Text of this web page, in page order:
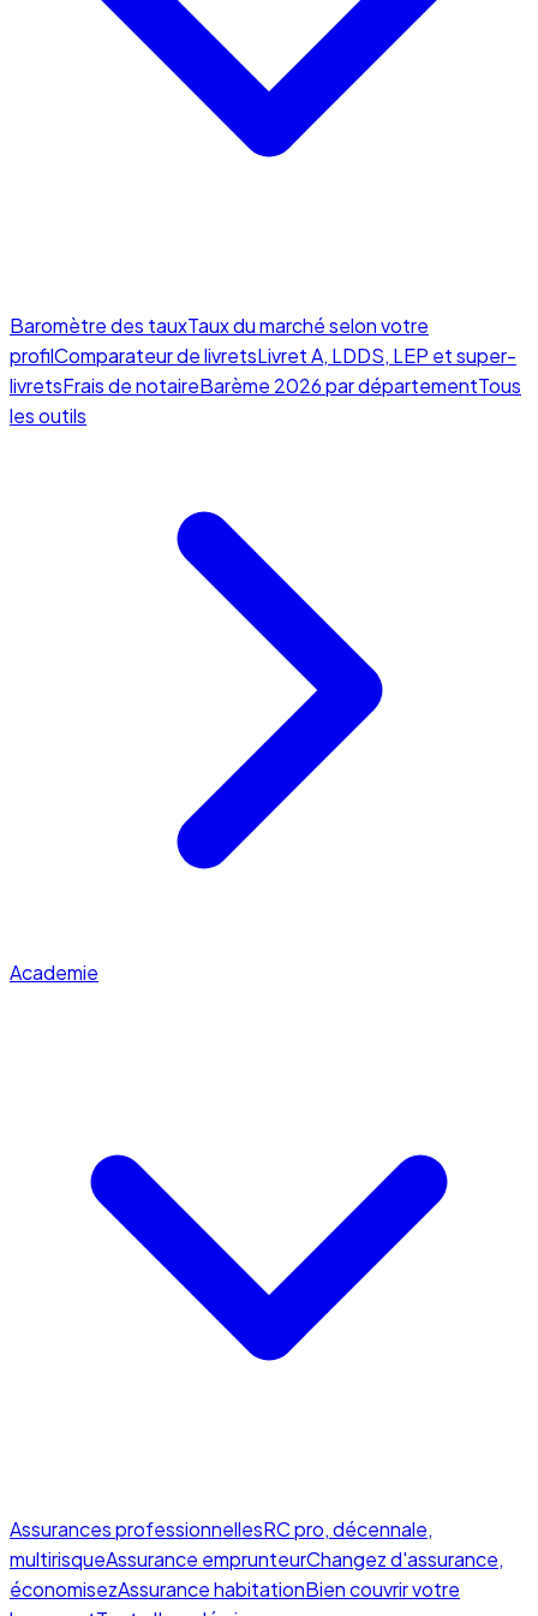
Baromètre des tauxTaux du marché selon votre
profilComparateur de livretsLivret A, LDDS, LEP et super-
livretsFrais de notaireBarème 2026 par départementTous
les outils
Academie
Assurances professionnellesRC pro, décennale,
multirisqueAssurance emprunteurChangez d'assurance,
économisezAssurance habitationBien couvrir votre